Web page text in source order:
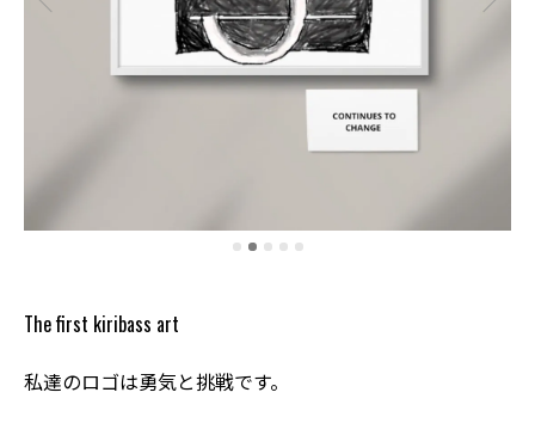
The first kiribass art
私達のロゴは勇気と挑戦です。